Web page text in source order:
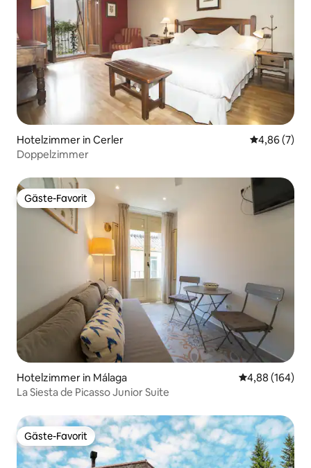
Hotelzimmer in Cerler
4,86 (7)
Doppelzimmer
Gäste-Favorit
Gäste-Favorit
Hotelzimmer in Málaga
4,88 (164)
La Siesta de Picasso Junior Suite
Gäste-Favorit
Gäste-Favorit